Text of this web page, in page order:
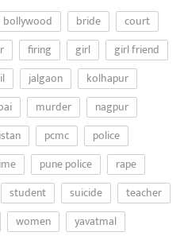
bollywood bride
court
firing girl
girl friend
jalgaon
kolhapur
murder
nagpur
pcmc
police
pune police
rape
student suicide
teacher
women yavatmal